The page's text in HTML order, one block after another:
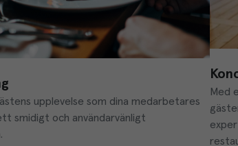
upplevelse som dina medarbetares
smidigt och användarvänligt
Med